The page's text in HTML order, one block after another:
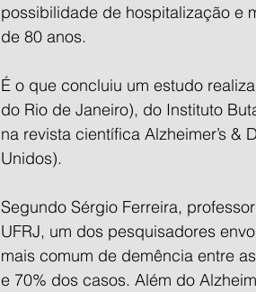
possibilidade de hospitalização e
de 80 anos.
É o que concluiu um estudo
do Rio de Janeiro), do Instituto
na revista científica Alzheimer’s
Unidos).
Segundo Sérgio Ferreira,
UFRJ, um dos pesquisadores
mais comum de demência entre
e 70% dos casos. Além do